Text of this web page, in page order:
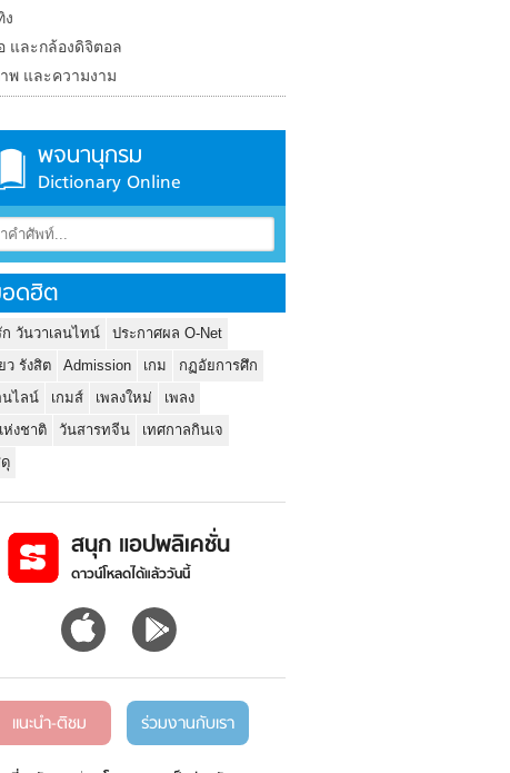
ง
และกล้องดิจิตอล
พ และความงาม
พจนานุกรม
Dictionary Online
ดฮิต
วันวาเลนไทน์
ประกาศผล O-Net
ว รังสิต
Admission เกม
กฏอัยการศึก
นไลน์
เกมส์ เพลงใหม่
เพลง
งชาติ
วันสารทจีน
เทศกาลกินเจ
สนุก แอปพลิเคชั่น
ดาวน์โหลดได้แล้ววันนี้
แนะนำ-ติชม ร่วมงานกับเรา